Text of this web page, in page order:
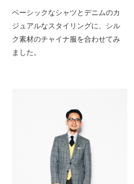
ベーシックなシャツとデニムのカ
ジュアルなスタイリングに、シル
ク素材のチャイナ服を合わせてみ
ました。